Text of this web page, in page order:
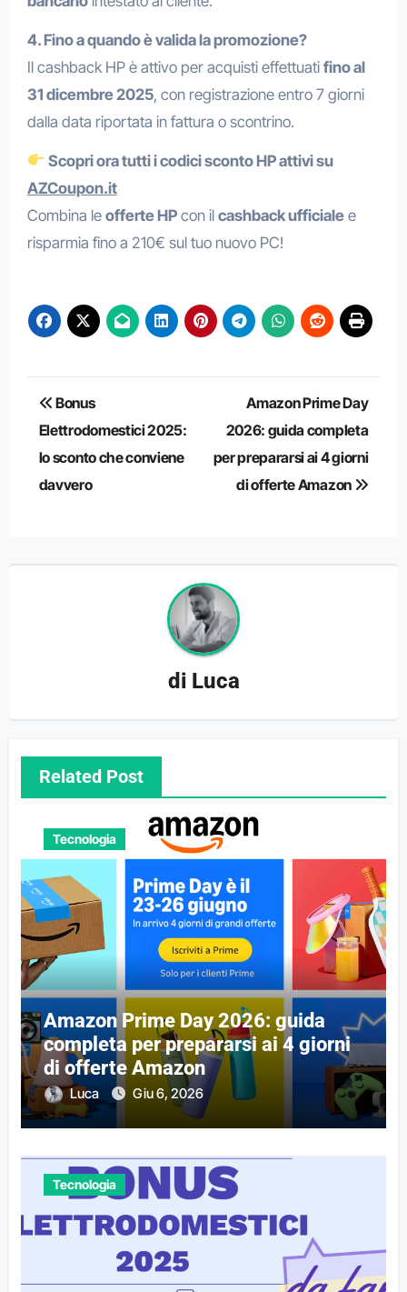
4. Fino a quando è valida la promozione?
Il cashback HP è attivo per acquisti effettuati fino al
31 dicembre 2025, con registrazione entro 7 giorni
dalla data riportata in fattura o scontrino.
Scopri ora tutti i codici sconto HP attivi su
AZCoupon.it
Combina le offerte HPcon il cashback ufficialee
risparmia fino a 210€ sul tuo nuovo PC!
Navigazione
articoli
Bonus
Elettrodomestici 2025:
lo sconto che conviene
davvero
Amazon Prime Day
2026: guida completa
per prepararsi ai 4 giorni
di offerte Amazon
di Luca
Related Post
Tecnologia
Amazon Prime Day 2026: guida
completa per prepararsi ai 4 giorni
di offerte Amazon
Luca Giu 6, 2026
Tecnologia